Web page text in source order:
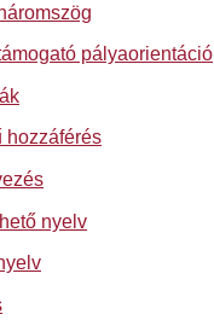
pályaorientáció
hozzáférés
nyelv